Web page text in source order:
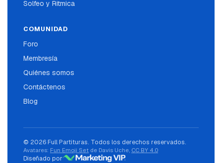
Solfeo y Ritmica
COMUNIDAD
Foro
Membresía
Quiénes somos
Contáctenos
Blog
© 2026 Full Partituras. Todos los derechos reservados.
Avatares: Fun Emoji Set de Davis Uche, CC BY 4.0
Diseñado por